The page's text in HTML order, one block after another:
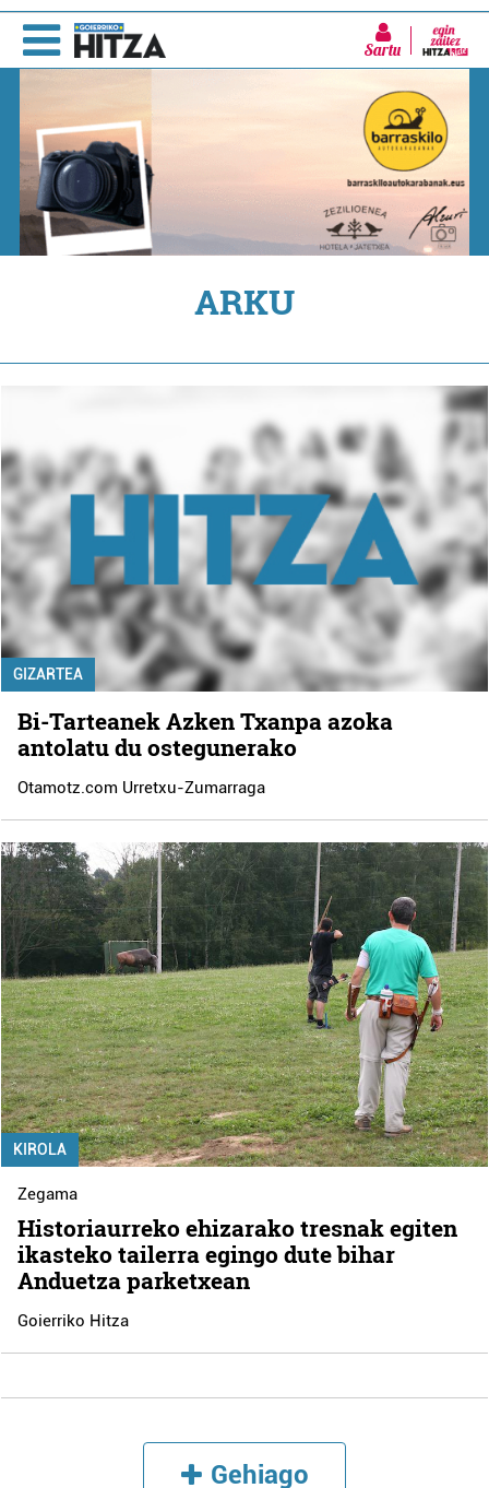
Sartu
ARKU
GIZARTEA
Bi-Tarteanek Azken Txanpa azoka
antolatu du ostegunerako
Otamotz.com Urretxu-Zumarraga
KIROLA
Zegama
Historiaurreko ehizarako tresnak egiten
ikasteko tailerra egingo dute bihar
Anduetza parketxean
Goierriko Hitza
Gehiago